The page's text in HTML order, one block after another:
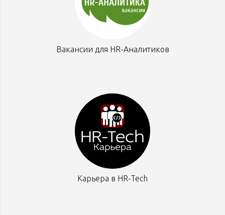
Вакансии для HR-Аналитиков
Карьера в HR-Tech